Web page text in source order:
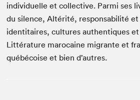
individuelle et collective. Parmi ses
du silence, Altérité, responsabilité
identitaires, cultures authentiques
Littérature marocaine migrante et
québécoise et bien d’autres.